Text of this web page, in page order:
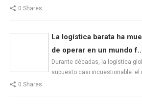
0 Shares
La logística barata ha
de operar en un mundo
Durante décadas, la logística
supuesto casi incuestionable: el
0 Shares